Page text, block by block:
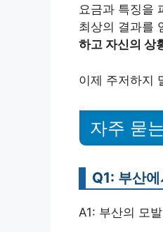
요금과 특징을
최상의 결과를
하고 자신의 상
이제 주저하지
자주 묻
Q1: 부산
A1: 부산의 모